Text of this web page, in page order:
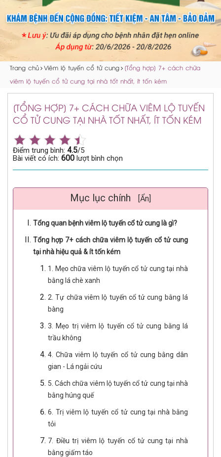
Trang chủ Viêm lộ tuyến cổ tử cung
[Tổng hợp] 7+ cách chữa
viêm lộ tuyến cổ tử cung tại nhà tốt nhất, ít tốn kém
[TỔNG HỢP] 7+ CÁCH CHỮA VIÊM LỘ TUYẾN
CỔ TỬ CUNG TẠI NHÀ TỐT NHẤT, ÍT TỐN KÉM
Điểm trung bình: 4.5/5
Bài viết có ích: 600 lượt bình chọn
Mục lục chính [Ẩn]
Tổng quan bệnh viêm lộ tuyến cổ tử cung là gì?
Tổng hợp 7+ cách chữa viêm lộ tuyến cổ tử cung
tại nhà hiệu quả & ít tốn kém
1. Mẹo chữa viêm lộ tuyến cổ tử cung tại nhà
bằng lá chè xanh
2. Tự chữa viêm lộ tuyến cổ tử cung bằng lá
bàng
3. Mẹo trị viêm lộ tuyến cổ tử cung bằng lá
trầu không
4. Chữa viêm lộ tuyến cổ tử cung bằng dân
gian - Lá ngải cứu
5. Cách chữa viêm lộ tuyến cổ tử cung tại nhà
bằng húng quế
6. Trị viêm lộ tuyến cổ tử cung tại nhà bằng
tỏi
7. Điều trị viêm lộ tuyến cổ tử cung tại nhà
bằng giấm táo